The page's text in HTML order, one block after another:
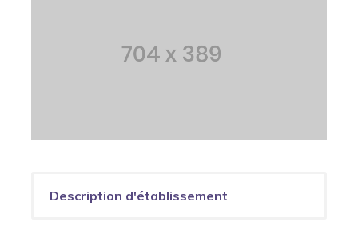
Description d'établissement